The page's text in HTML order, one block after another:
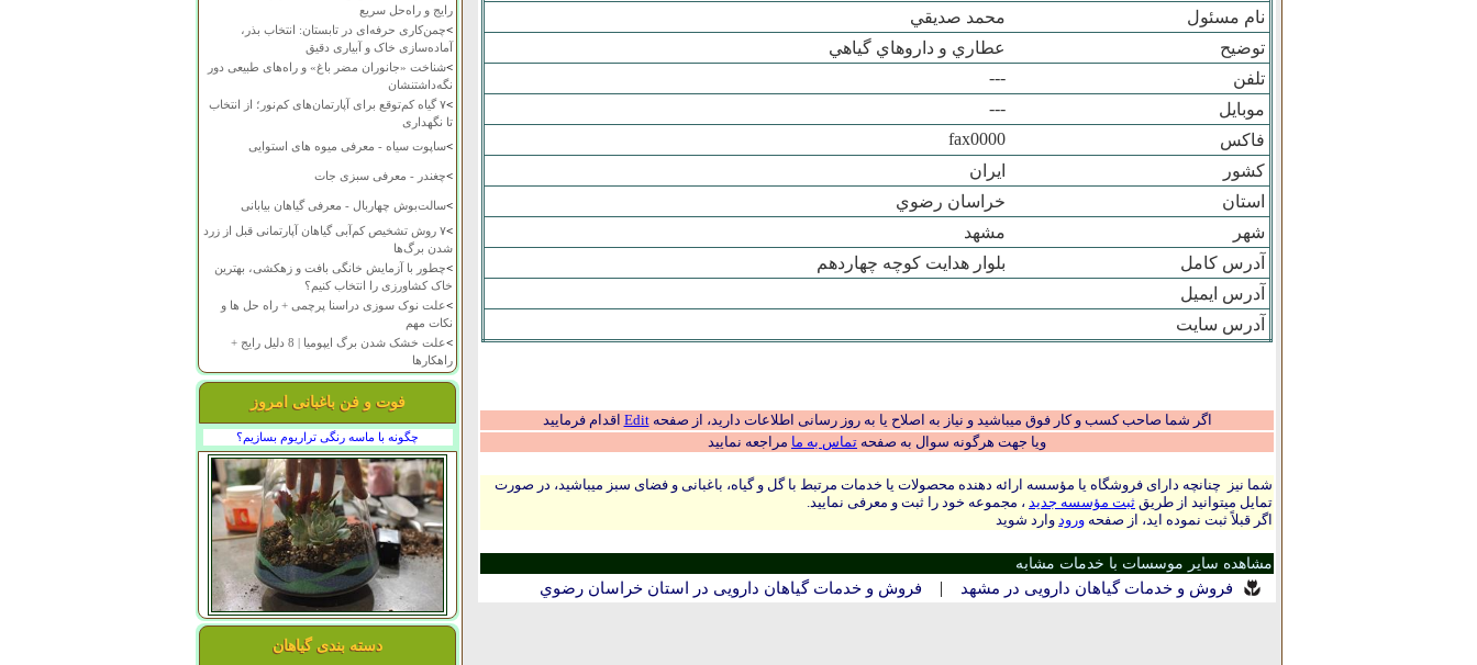
رایج و راه‌حل سریع
>چمن‌کاری حرفه‌ای در تابستان: انتخاب بذر،
آماده‌سازی خاک و آبیاری دقیق
>شناخت «جانوران مضر باغ» و راه‌های طبیعی دور
نگه‌داشتنشان
>
۷ گیاه کم‌توقع برای آپارتمان‌های کم‌نور؛ از انتخاب
تا نگهداری
>ساپوت سیاه - معرفی میوه های استوایی
>چغندر - معرفی سبزی جات
>سالت‌بوش چهاربال - معرفی گیاهان بیابانی
>
۷ روش تشخیص کم‌آبی گیاهان آپارتمانی قبل از زرد
شدن برگ‌ها
>چطور با آزمایش خانگی بافت و زهکشی، بهترین
خاک کشاورزی را انتخاب کنیم؟
>علت نوک سوزی دراسنا پرچمی + راه حل ها و
نکات مهم
>
علت خشک شدن برگ ایپومیا | 8 دلیل رایج +
راهکارها
فوت و فن باغبانی امروز
چگونه با ماسه رنگی تراریوم بسازیم؟
دسته بندی گیاهان
نام مسئول
محمد صديقي
توضیح
عطاري و داروهاي گياهي
تلفن
---
موبایل
---
فاکس
fax0000
کشور
ایران
استان
خراسان رضوي
شهر
مشهد
آدرس کامل
بلوار هدايت کوچه چهاردهم
آدرس ایمیل
آدرس سایت
اگر شما صاحب کسب و کار فوق میباشید و نیاز به اصلاح یا به روز رسانی اطلاعات دارید، از صفحهEdit اقدام فرمایید
ویا جهت هرگونه سوال به صفحه تماس به ما مراجعه نمایید
شما نیز چنانچه دارای فروشگاه یا مؤسسه ارائه دهنده محصولات یا خدمات مرتبط با گل و گیاه، باغبانی و فضای سبز میباشید، در صورت
تمایل میتوانید از طریق ثبت مؤسسه جدید ، مجموعه خود را ثبت و معرفی نمایید.
اگر قبلاً ثبت نموده اید، از صفحه ورود وارد شوید
مشاهده سایر موسسات با خدمات مشابه
فروش و خدمات گیاهان دارویی در مشهد | فروش و خدمات گیاهان دارویی در استان خراسان رضوي